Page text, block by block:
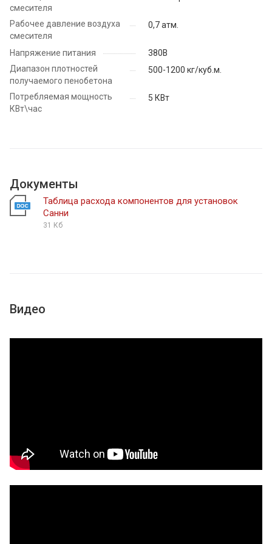
смесителя
Рабочее давление воздуха
смесителя
0,7 атм.
Напряжение питания
380В
Диапазон плотностей
получаемого пенобетона
500-1200 кг/куб.м.
Потребляемая мощность
КВт\час
5 КВт
Документы
Таблица расхода компонентов для установок
Санни
31 Кб
Видео